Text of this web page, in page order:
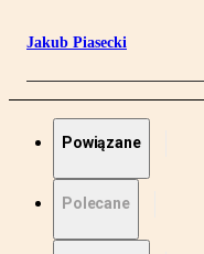
Jakub Piasecki
Powiązane
Polecane